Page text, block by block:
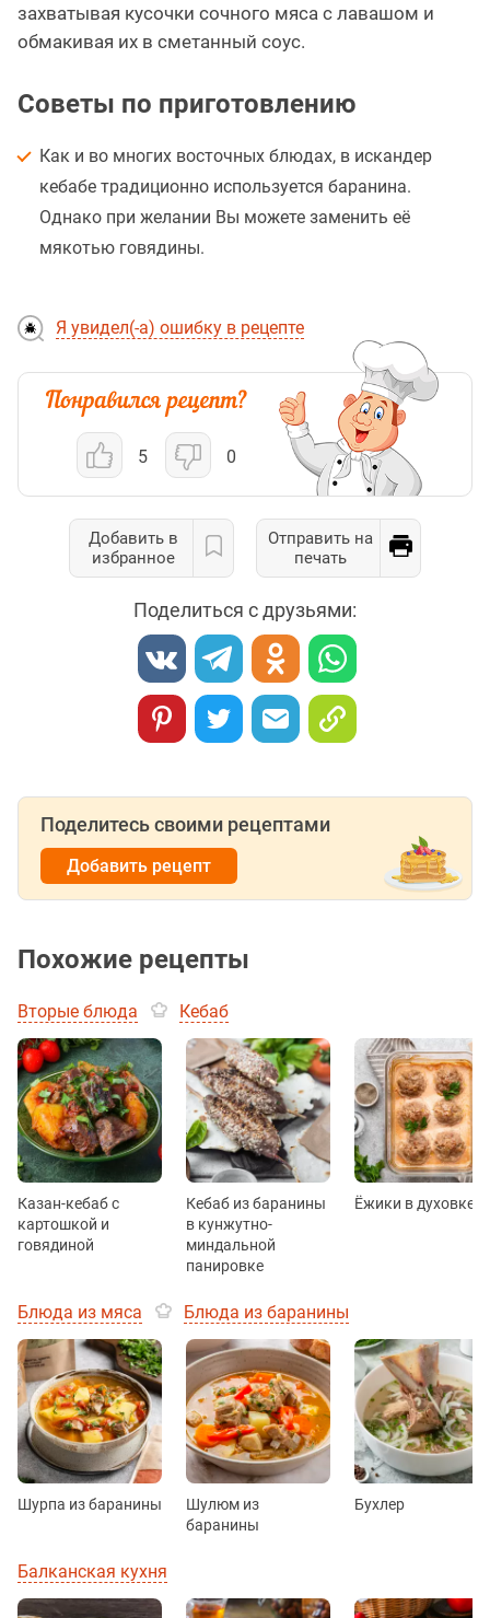
захватывая кусочки сочного мяса с лавашом и
обмакивая их в сметанный соус.
Советы по приготовлению
Как и во многих восточных блюдах, в искандер
кебабе традиционно используется баранина.
Однако при желании Вы можете заменить её
мякотью говядины.
Я увидел(-а) ошибку в рецепте
5 0
Добавить в
избранное
Отправить на
печать
Поделиться с друзьями:
Поделитесь своими рецептами
Добавить рецепт
Похожие рецепты
Вторые блюда Кебаб
Казан-кебаб с
картошкой и
говядиной
Кебаб из баранины
в кунжутно-
миндальной
панировке
Ёжики в духовке
Блюда из мяса Блюда из баранины
Шурпа из баранины
Шулюм из
баранины
Бухлер
Балканская кухня